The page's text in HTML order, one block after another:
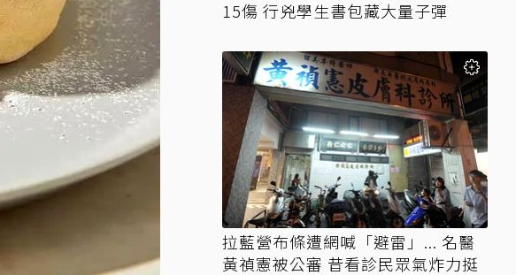
15傷 行兇學生書包藏大量子彈
拉藍營布條遭網喊「避雷」... 名醫
黃禎憲被公審 昔看診民眾氣炸力挺